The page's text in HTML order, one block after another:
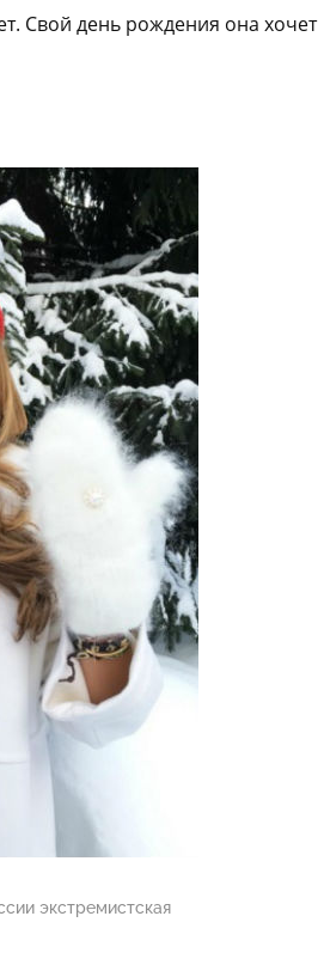
Свой день рождения она хочет
экстремистская